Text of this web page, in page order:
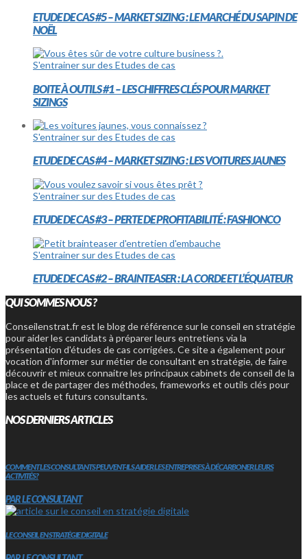
ETUDE DE CAS #5 – MARKET SIZING : LE MARCHÉ DU SAPIN DE
NOËL
S'entrainer sur des Etudes de cas
BOITE À OUTILS #1 – LES CHIFFRES CLÉS POUR MARKET
SIZINGS
S'entrainer sur des Etudes de cas
ETUDE DE CAS #4 – MARKET SIZING : LES VOITURES JAUNES
S'entrainer sur des Etudes de cas
ETUDE DE CAS #3 – PERTE DE PROFITABILITÉ : FASHIONCO
S'entrainer sur des Etudes de cas
ETUDE DE CAS #2 – BRAINTEASER : LA CORDE ET L’ÉQUATEUR
QUI SOMMES NOUS ?
Conseilenstrat.fr est le blog de référence sur le conseil en stratégie
pour aider les candidats à préparer leurs entretiens via la
présentation d'études de cas corrigées. Ce site a également pour
vocation d'informer sur métier de consultant en stratégie, de faire
découvrir et mieux connaitre les principaux cabinets de conseil de la
place et de partager des méthodes, frameworks et outils clés pour
les actuels et futurs consultants.
NOS DERNIERS ARTICLES
COMMENT LES CONSULTANTS PEUVENT-ILS AIDER LES ENTREPRISES À DÉCARBONER LEURS
ACTIVITÉS?
PAR LE CONSULTANT
LE CONSEIL EN STRATÉGIE DIGITALE